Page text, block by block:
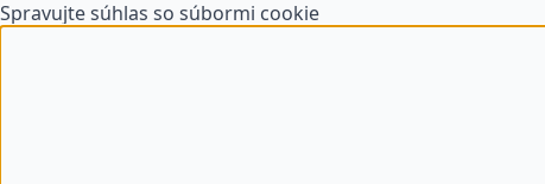
Spravujte súhlas so súbormi cookie